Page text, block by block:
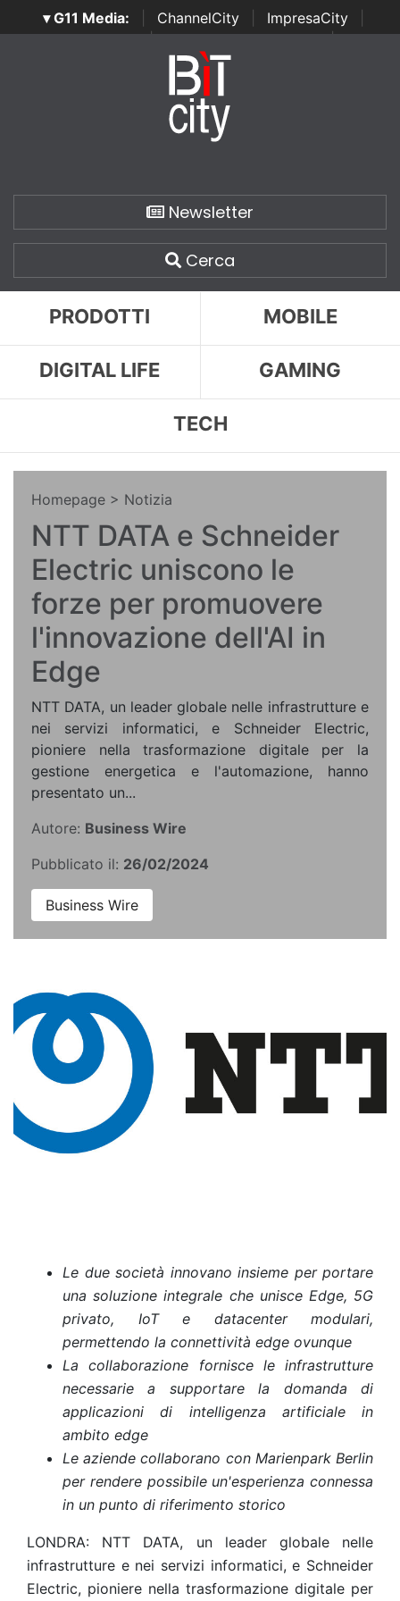
▾ G11 Media: ChannelCity ImpresaCity
SecurityOpenLab | Italian Channel Awards | Italian
Italian Security Awards
Newsletter
Cerca
PRODOTTI MOBILE
DIGITAL LIFE GAMING
TECH
Homepage > Notizia
NTT DATA e Schneider
Electric uniscono le
forze per promuovere
l'innovazione dell'AI in
Edge
NTT DATA, un leader globale nelle infrastrutture e
nei servizi informatici, e Schneider Electric,
pioniere nella trasformazione digitale per la
gestione energetica e l'automazione, hanno
presentato un...
Autore: Business Wire
Pubblicato il: 26/02/2024
Business Wire
Le due società innovano insieme per portare
una soluzione integrale che unisce Edge, 5G
privato, IoT e datacenter modulari,
permettendo la connettività edge ovunque
La collaborazione fornisce le infrastrutture
necessarie a supportare la domanda di
applicazioni di intelligenza artificiale in
ambito edge
Le aziende collaborano con Marienpark Berlin
per rendere possibile un'esperienza connessa
in un punto di riferimento storico
LONDRA: NTT DATA, un leader globale nelle
infrastrutture e nei servizi informatici, e Schneider
Electric, pioniere nella trasformazione digitale per